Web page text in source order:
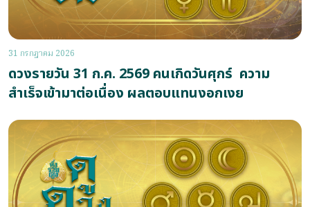
31 กรกฎาคม 2026
ดวงรายวัน 31 ก.ค. 2569 คนเกิดวันศุกร์ ความ
สำเร็จเข้ามาต่อเนื่อง ผลตอบแทนงอกเงย